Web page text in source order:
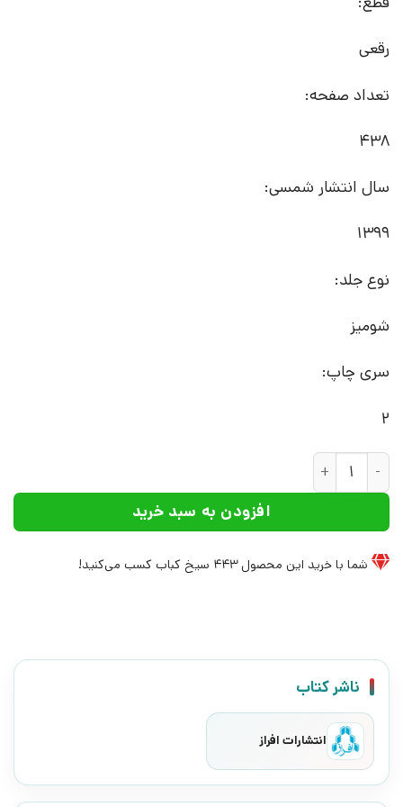
رقعی
تعداد صفحه:
438
سال انتشار شمسی:
1399
نوع جلد:
شومیز
سری چاپ:
2
کتاب روز اول ماه مهر هرگز نیامد | انتشارات افراز عدد
افزودن به سبد خرید
شما با خرید این محصول443 سیخ کباب کسب می‌کنید!
ناشر کتاب
انتشارات افراز